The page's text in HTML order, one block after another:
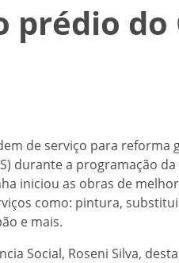
do
de serviço para reforma
durante a programação
iniciou as obras de
como: pintura,
e mais.
Social, Roseni Silva,